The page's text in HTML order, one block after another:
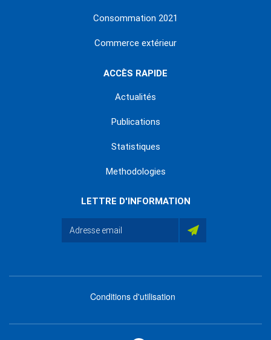
Consommation 2021
Commerce extérieur
ACCÈS RAPIDE
Actualités
Publications
Statistiques
Methodologies
LETTRE D'INFORMATION
footer
Conditions d'utilisation